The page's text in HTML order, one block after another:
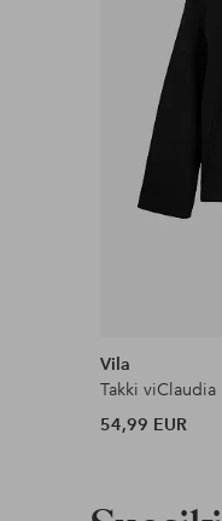
Lue lisää
Vila
Takki viClaudia
54,99 EUR